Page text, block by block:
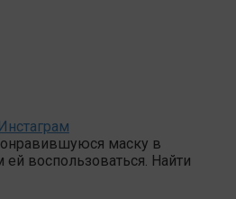
маску в
воспользоваться. Найти